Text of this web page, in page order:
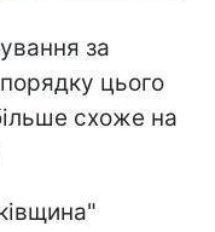
за
цього
схоже на